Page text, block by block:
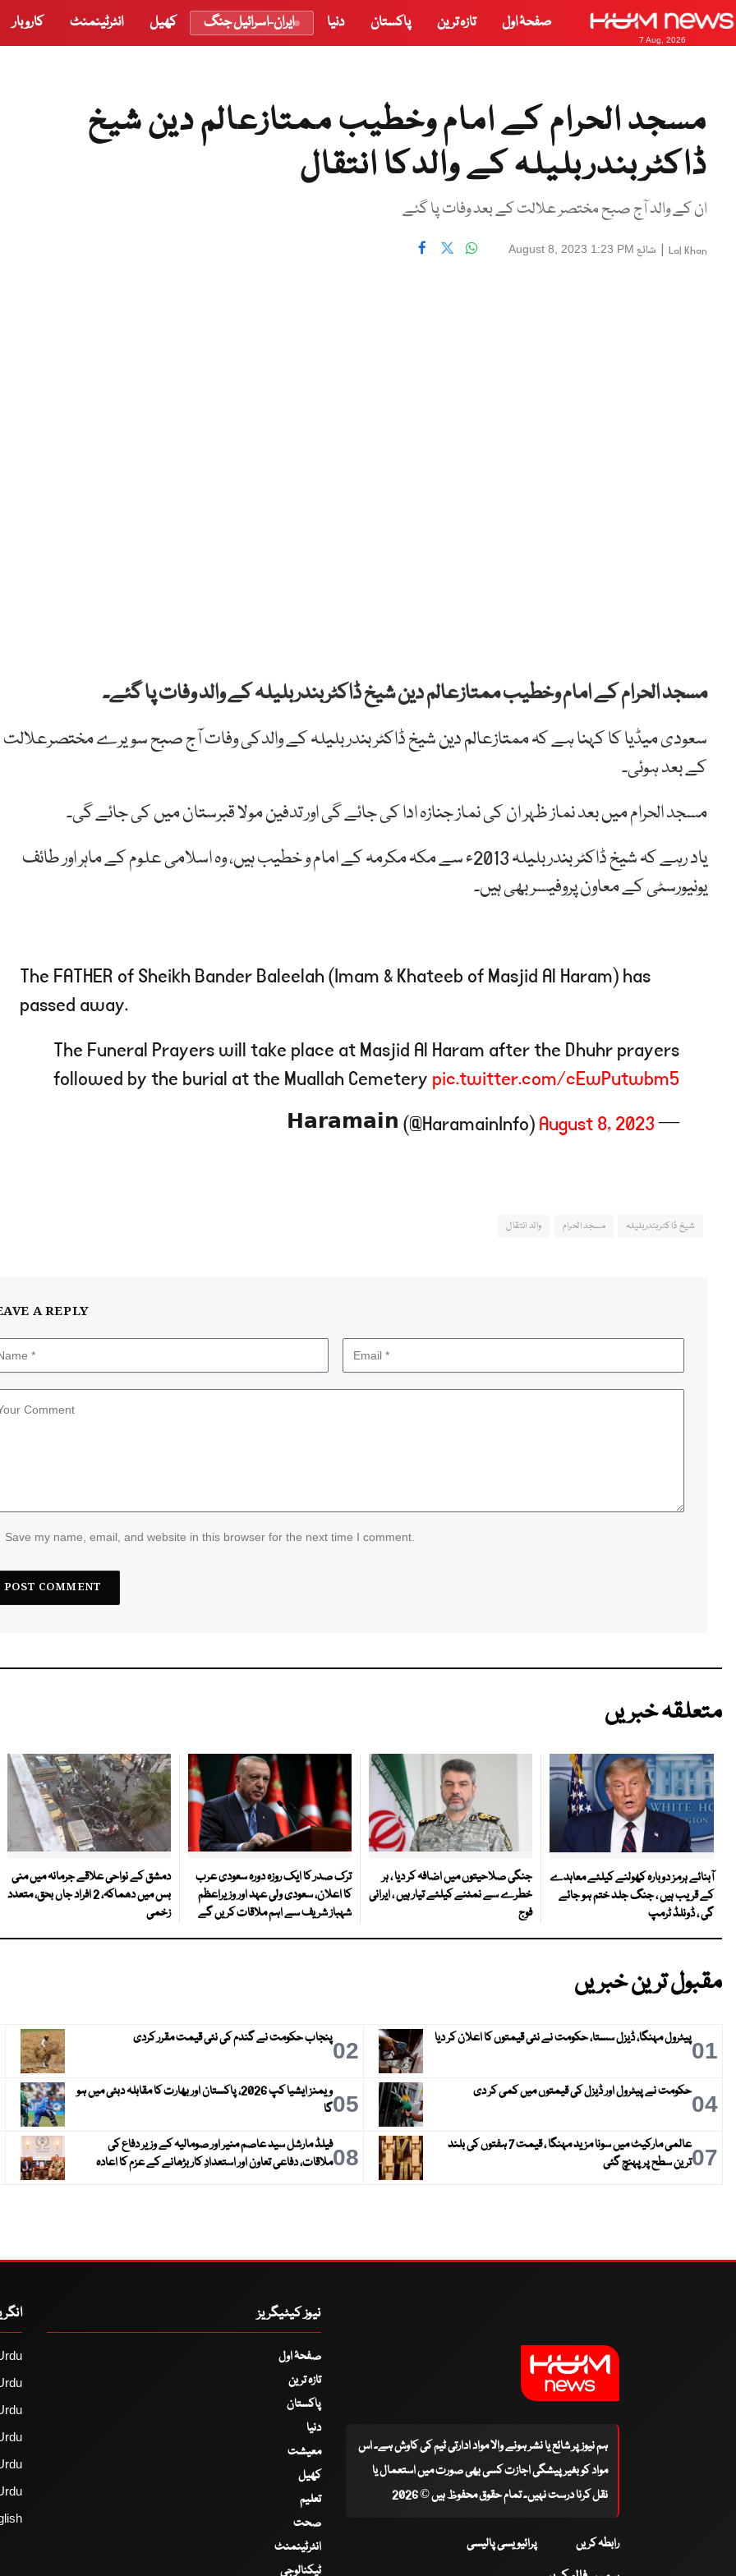
7 Aug, 2026
صفحۂ اول تازہ ترین پاکستان دنیا ایران-اسرائیل جنگ کھیل انٹرٹینمنٹ کاروبار
مسجد الحرام کے امام وخطیب ممتازعالم دین شیخ
ڈاکٹربندربلیلہ کے والدکا انتقال
ان کے والد آج صبح مختصر علالت کے بعد وفات پا گئے
Lal Khan
| شائع August 8, 2023 1:23 PM
مسجد الحرام کے امام وخطیب ممتازعالم دین شیخ ڈاکٹربندربلیلہ کے والد وفات پا گئے۔
سعودی میڈیا کا کہنا ہے کہ ممتازعالم دین شیخ ڈاکٹر بندر بلیلہ کے والدکی وفات آج صبح سویرے مختصرعلالت
کے بعد ہوئی۔
مسجد الحرام میں بعد نماز ظہر ان کی نماز جنازہ ادا کی جائے گی اور تدفین مولا قبرستان میں کی جائے گی۔
یاد رہے کہ شیخ ڈاکٹر بندر بلیلہ 2013ء سے مکہ مکرمہ کے امام و خطیب ہیں، وہ اسلامی علوم کے ماہر اور طائف
یونیورسٹی کے معاون پروفیسر بھی ہیں۔
The FATHER of Sheikh Bander Baleelah (Imam & Khateeb of Masjid Al Haram) has
passed away.
The Funeral Prayers will take place at Masjid Al Haram after the Dhuhr prayers
followed by the burial at the Muallah Cemetery pic.twitter.com/cEwPutwbm5
— 𝗛𝗮𝗿𝗮𝗺𝗮𝗶𝗻 (@HaramainInfo)
August 8, 2023
شیخ ڈاکٹربندربلیلہ مسجد الحرام والد انتقال
A REPLY
Save my name, email, and website in this browser for the next time I comment.
متعلقہ خبریں
آبنائے ہرمز دوبارہ کھولنے کیلئے معاہدے
کے قریب ہیں ، جنگ جلد ختم ہو جائے
گی ، ڈونلڈ ٹرمپ
جنگی صلاحیتوں میں اضافہ کر دیا ، ہر
خطرے سے نمٹنے کیلئے تیار ہیں ، ایرانی
فوج
ترک صدر کا ایک روزہ دورہ سعودی عرب
کا اعلان، سعودی ولی عہد اور وزیراعظم
شہباز شریف سے اہم ملاقات کریں گے
دمشق کے نواحی علاقے جرمانہ میں منی
بس میں دھماکہ، 2 افراد جاں بحق، متعدد
زخمی
مقبول ترین خبریں
01پیٹرول مہنگا، ڈیزل سستا، حکومت نے نئی قیمتوں کا اعلان کر دیا 02پنجاب حکومت نے گندم کی نئی قیمت مقرر کردی
04حکومت نے پیٹرول اور ڈیزل کی قیمتوں میں کمی کر دی 05
ویمنز ایشیا کپ 2026، پاکستان اور بھارت کا مقابلہ دبئی میں ہو
گا
07
عالمی مارکیٹ میں سونا مزید مہنگا ، قیمت 7 ہفتوں کی بلند
ترین سطح پر پہنچ گئی
08فیلڈ مارشل سید عاصم منیر اور صومالیہ کے وزیر دفاع کی
ملاقات، دفاعی تعاون اور استعدادِ کار بڑھانے کے عزم کا اعادہ
ہم نیوز پر شائع یا نشر ہونے والا مواد ادارتی ٹیم کی کاوش ہے۔ اس
مواد کو بغیر پیشگی اجازت کسی بھی صورت میں استعمال یا
نقل کرنا درست نہیں۔ تمام حقوق محفوظ ہیں © 2026
رابطہ کریں پرائیویسی پالیسی
نیوز کیٹیگریز
صفحۂ اول
تازہ ترین
پاکستان
دنیا
معیشت
کھیل
تعلیم
صحت
انٹرٹینمنٹ
ٹیکنالوجی